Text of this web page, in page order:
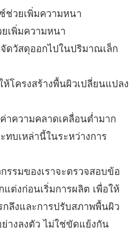
ช่วยเพิ่มความหนา
เพิ่มความหนา
จัดวัสดุออกไปในปริมาณเล็ก
ห้โครงสร้างพื้นผิวเปลี่ยนแปลง
าความคลาดเคลื่อนต่ำมาก
ทบเหล่านี้ในระหว่างการ
รรมของเราจะตรวจสอบข้อ
ต่งก่อนเริ่มการผลิต เพื่อให้
ลึงและการปรับสภาพพื้นผิว
างลงตัว ไม่ใช่ขัดแย้งกัน